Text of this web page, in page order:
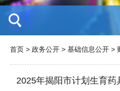
首页 > 政务公开 > 基础信息公开 >
2025年揭阳市计划生育